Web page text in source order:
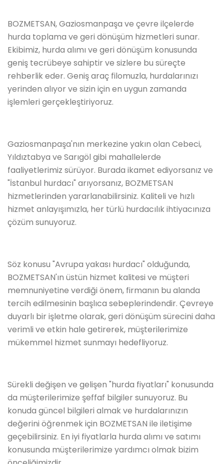
BOZMETSAN, Gaziosmanpaşa ve çevre ilçelerde
hurda toplama ve geri dönüşüm hizmetleri sunar.
Ekibimiz, hurda alımı ve geri dönüşüm konusunda
geniş tecrübeye sahiptir ve sizlere bu süreçte
rehberlik eder. Geniş araç filomuzla, hurdalarınızı
yerinden alıyor ve sizin için en uygun zamanda
işlemleri gerçekleştiriyoruz.
Gaziosmanpaşa'nın merkezine yakın olan Cebeci,
Yıldıztabya ve Sarıgöl gibi mahallelerde
faaliyetlerimiz sürüyor. Burada ikamet ediyorsanız ve
"İstanbul hurdacı" arıyorsanız, BOZMETSAN
hizmetlerinden yararlanabilirsiniz. Kaliteli ve hızlı
hizmet anlayışımızla, her türlü hurdacılık ihtiyacınıza
çözüm sunuyoruz.
Söz konusu "Avrupa yakası hurdacı" olduğunda,
BOZMETSAN'ın üstün hizmet kalitesi ve müşteri
memnuniyetine verdiği önem, firmanın bu alanda
tercih edilmesinin başlıca sebeplerindendir. Çevreye
duyarlı bir işletme olarak, geri dönüşüm sürecini daha
verimli ve etkin hale getirerek, müşterilerimize
mükemmel hizmet sunmayı hedefliyoruz.
Sürekli değişen ve gelişen "hurda fiyatları" konusunda
da müşterilerimize şeffaf bilgiler sunuyoruz. Bu
konuda güncel bilgileri almak ve hurdalarınızın
değerini öğrenmek için BOZMETSAN ile iletişime
geçebilirsiniz. En iyi fiyatlarla hurda alımı ve satımı
konusunda müşterilerimize yardımcı olmak bizim